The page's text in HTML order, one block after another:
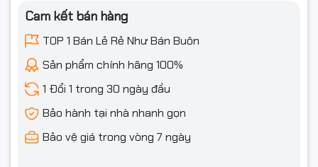
Cam kết bán hàng
TOP 1 Bán Lẻ Rẻ Như Bán Buôn
Sản phẩm chính hãng 100%
1 Đổi 1 trong 30 ngày đầu
Bảo hành tại nhà nhanh gọn
Bảo vệ giá trong vòng 7 ngày